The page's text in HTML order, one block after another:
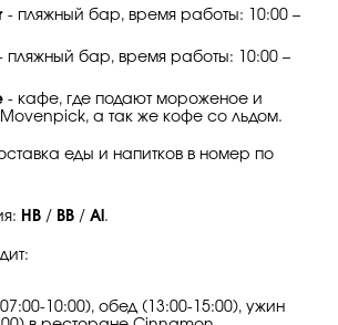
- пляжный бар, время работы: 10:00 –
пляжный бар, время работы: 10:00 –
- кафе, где подают мороженое и
а так же кофе со льдом.
еды и напитков в номер по
HB / BB / Al .
10:00), обед (13:00-15:00), ужин